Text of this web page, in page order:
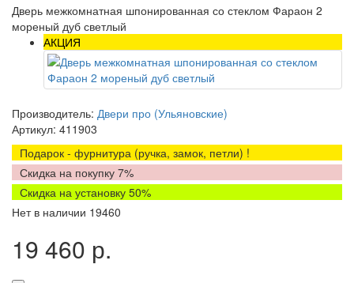
Дверь межкомнатная шпонированная со стеклом Фараон 2
мореный дуб светлый
АКЦИЯ
Производитель: Двери про (Ульяновские)
Артикул: 411903
Подарок - фурнитура (ручка, замок, петли) !
Скидка на покупку 7%
Скидка на установку 50%
Нет в наличии 19460
19 460 р.